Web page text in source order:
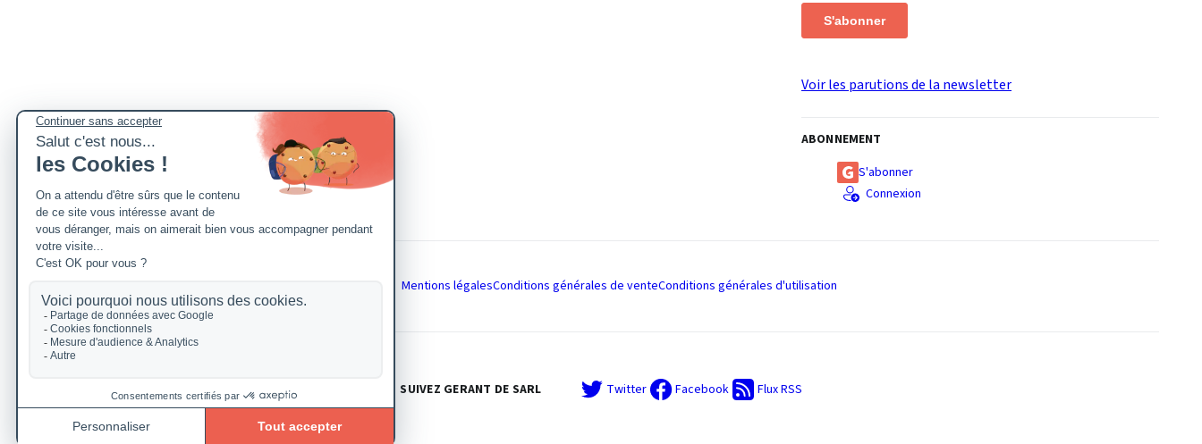
S'abonner
Voir les parutions de la newsletter
ABONNEMENT
S'abonner
Connexion
Mentions légalesConditions générales de venteConditions générales d'utilisation
SUIVEZ GERANT DE SARL Twitter Facebook Flux RSS